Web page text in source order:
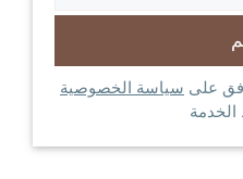
على سياسة الخصوصية